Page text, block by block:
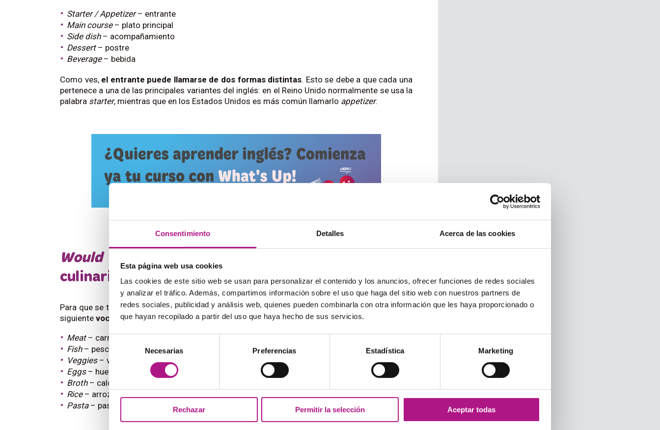
Consentimiento Detalles Acerca de las cookies
Esta página web usa cookies
Las cookies de este sitio web se usan para personalizar el contenido y los anuncios, ofrecer funciones de redes sociales
y analizar el tráfico. Además, compartimos información sobre el uso que haga del sitio web con nuestros partners de
redes sociales, publicidad y análisis web, quienes pueden combinarla con otra información que les haya proporcionado o
que hayan recopilado a partir del uso que haya hecho de sus servicios.
Selección
de
consentimiento
Necesarias Preferencias Estadística Marketing
Rechazar Permitir la selección Aceptar todas
Starter / Appetizer– entrante
Main course– plato principal
Side dish– acompañamiento
Dessert– postre
Beverage– bebida
Como ves, el entrante puede llamarse de dos formas distintas. Esto se debe a que cada una
pertenece a una de las principales variantes del inglés: en el Reino Unido normalmente se usa la
palabra starter, mientras que en los Estados Unidos es más común llamarlo appetizer.
Would you like to
culinario en inglés
Para que se te pueda hacer la boca agua decidiendo qué comer y pedir, tendrás que conocer el
siguiente vocabulario sobre comida, además de un par de frases que pueden ser muy
Meat – carne
Fish– pescado
Veggies– vegetales, verduras
Eggs– huevos
Broth– caldo
Rice– arroz
Pasta– pasta